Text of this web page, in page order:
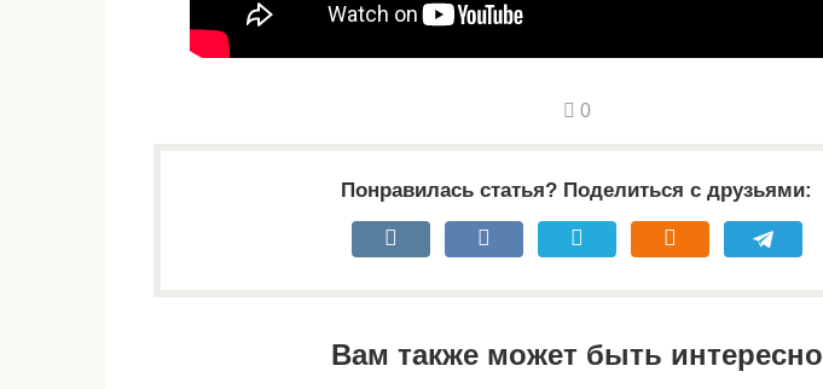
0
Понравилась статья? Поделиться с друзьями:
Вам также может быть интересно